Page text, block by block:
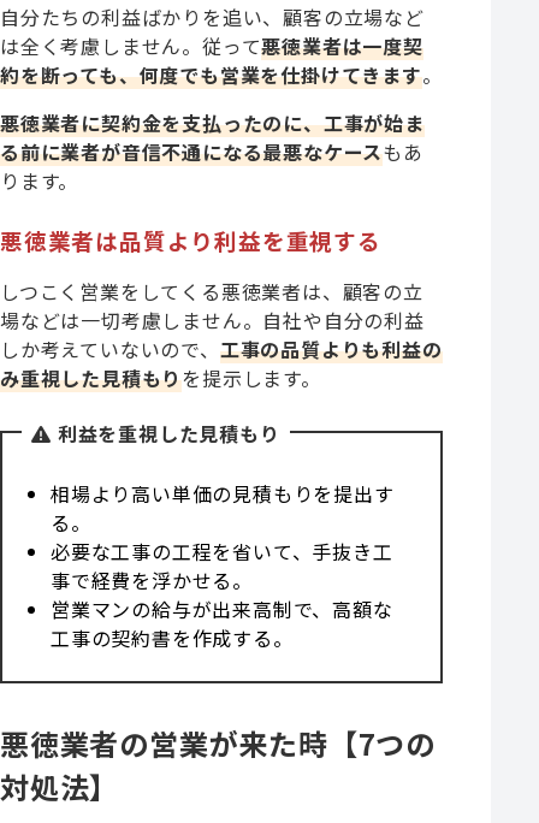
自分たちの利益ばかりを追い、顧客の立場など
は全く考慮しません。従って悪徳業者は一度契
約を断っても、何度でも営業を仕掛けてきます。
悪徳業者に契約金を支払ったのに、工事が始ま
る前に業者が音信不通になる最悪なケースもあ
ります。
悪徳業者は品質より利益を重視する
しつこく営業をしてくる悪徳業者は、顧客の立
場などは一切考慮しません。自社や自分の利益
しか考えていないので、 工事の品質よりも利益の
み重視した見積もりを提示します。
利益を重視した見積もり
相場より高い単価の見積もりを提出す
る。
必要な工事の工程を省いて、手抜き工
事で経費を浮かせる。
営業マンの給与が出来高制で、高額な
工事の契約書を作成する。
悪徳業者の営業が来た時【7つの
対処法】